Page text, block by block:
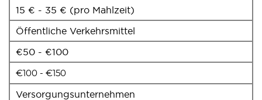
15 € - 35 € (pro Mahlzeit)
Öffentliche Verkehrsmittel
€50 - €100
€100 - €150
Versorgungsunternehmen